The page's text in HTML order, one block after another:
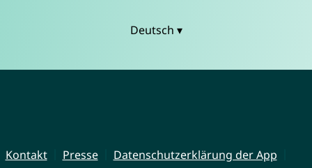
Deutsch ▾
Kontakt Presse
Datenschutzerklärung der App